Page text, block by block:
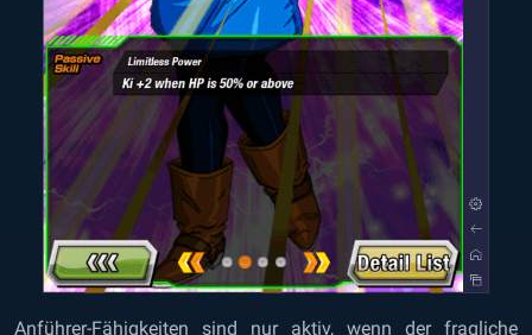
Anführer-Fähigkeiten sind nur aktiv, wenn der fragliche